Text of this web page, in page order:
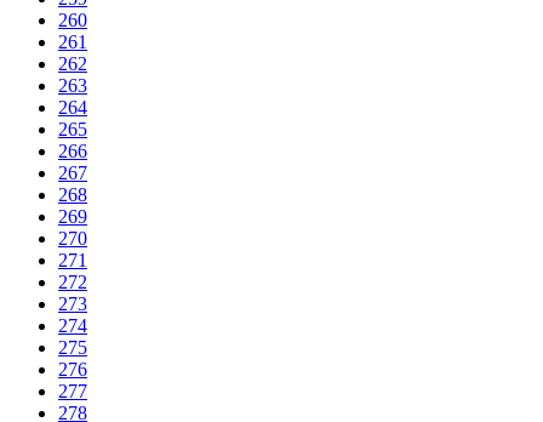
260
261
262
263
264
265
266
267
268
269
270
271
272
273
274
275
276
277
278